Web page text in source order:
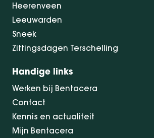
Heerenveen
Leeuwarden
Sneek
Zittingsdagen Terschelling
Handige links
Werken bij Bentacera
Contact
Kennis en actualiteit
Mijn Bentacera